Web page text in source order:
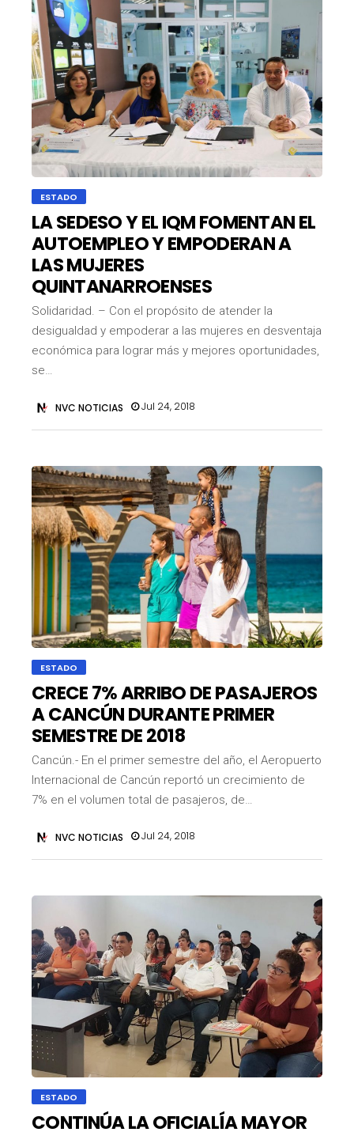
ESTADO
LA SEDESO Y EL IQM FOMENTAN EL
AUTOEMPLEO Y EMPODERAN A
LAS MUJERES
QUINTANARROENSES
Solidaridad. – Con el propósito de atender la
desigualdad y empoderar a las mujeres en desventaja
económica para lograr más y mejores oportunidades,
se…
NVC NOTICIAS Jul 24, 2018
ESTADO
CRECE 7% ARRIBO DE PASAJEROS
A CANCÚN DURANTE PRIMER
SEMESTRE DE 2018
Cancún.- En el primer semestre del año, el Aeropuerto
Internacional de Cancún reportó un crecimiento de
7% en el volumen total de pasajeros, de…
NVC NOTICIAS Jul 24, 2018
ESTADO
CONTINÚA LA OFICIALÍA MAYOR